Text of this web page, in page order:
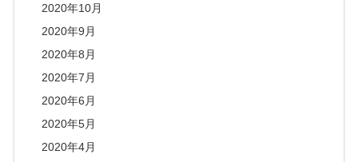
2020年10月
2020年9月
2020年8月
2020年7月
2020年6月
2020年5月
2020年4月